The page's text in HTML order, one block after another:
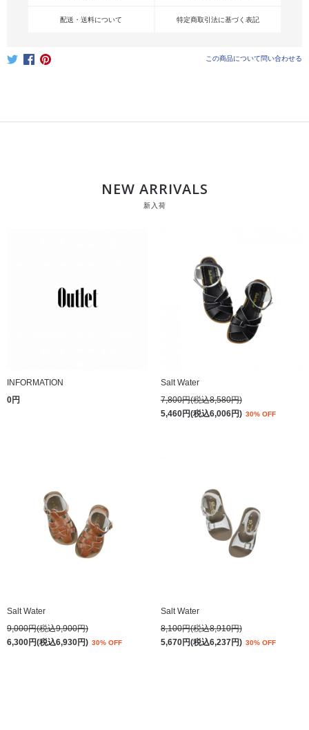
配送・送料について 特定商取引法に基づく表記
この商品について問い合わせる
NEW ARRIVALS
新入荷
INFORMATION
0円
Salt Water
7,800円(税込8,580円)
5,460円(税込6,006円) 30% OFF
Salt Water
9,000円(税込9,900円)
6,300円(税込6,930円) 30% OFF
Salt Water
8,100円(税込8,910円)
5,670円(税込6,237円) 30% OFF